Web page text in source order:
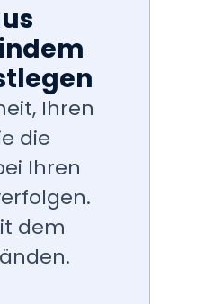
Ihren
die
Ihren
dem